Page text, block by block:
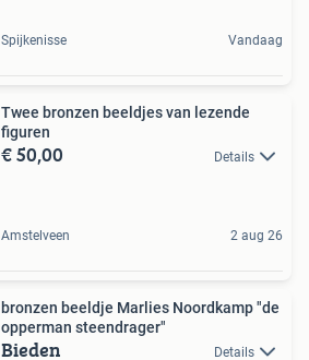
Spijkenisse Vandaag
Twee bronzen beeldjes van lezende
figuren
€ 50,00 Details
Amstelveen 2 aug 26
bronzen beeldje Marlies Noordkamp "de
opperman steendrager"
Bieden Details